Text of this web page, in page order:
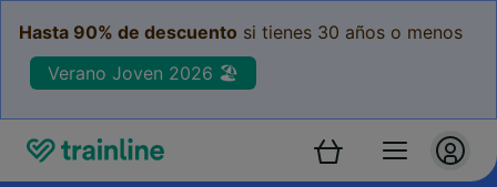
Hasta 90% de descuento si tienes 30 años o menos
Verano Joven 2026 🏖️